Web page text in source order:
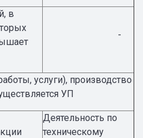
в
-
услуги), производство
УП
Деятельность по
техническому